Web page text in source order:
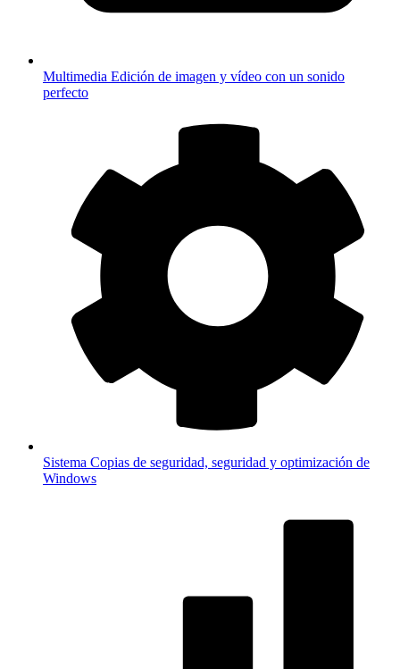
Multimedia Edición de imagen y vídeo con un sonido
perfecto
Sistema Copias de seguridad, seguridad y optimización de
Windows